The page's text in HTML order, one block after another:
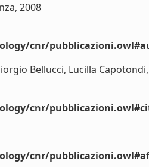
2008
cnr/
Bellucci, Lucilla
cnr/
cnr/